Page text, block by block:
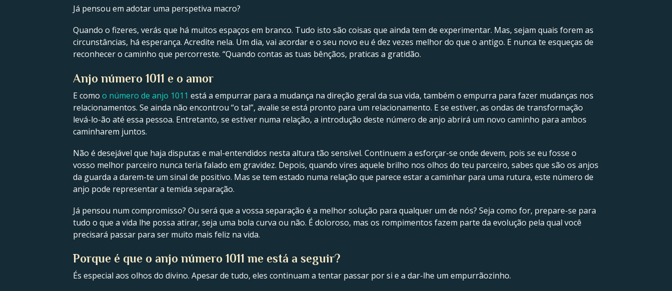
Já pensou em adotar uma perspetiva macro?
Quando o fizeres, verás que há muitos espaços em branco. Tudo isto são coisas que ainda tem de experimentar. Mas, sejam quais forem as
circunstâncias, há esperança. Acredite nela. Um dia, vai acordar e o seu novo eu é dez vezes melhor do que o antigo. E nunca te esqueças de
reconhecer o caminho que percorreste. “Quando contas as tuas bênçãos, praticas a gratidão.
Anjo número 1011 e o amor
E como o número de anjo 1011 está a empurrar para a mudança na direção geral da sua vida, também o empurra para fazer mudanças nos
relacionamentos. Se ainda não encontrou “o tal”, avalie se está pronto para um relacionamento. E se estiver, as ondas de transformação
levá-lo-ão até essa pessoa. Entretanto, se estiver numa relação, a introdução deste número de anjo abrirá um novo caminho para ambos
caminharem juntos.
Não é desejável que haja disputas e mal-entendidos nesta altura tão sensível. Continuem a esforçar-se onde devem, pois se eu fosse o
vosso melhor parceiro nunca teria falado em gravidez. Depois, quando vires aquele brilho nos olhos do teu parceiro, sabes que são os anjos
da guarda a darem-te um sinal de positivo. Mas se tem estado numa relação que parece estar a caminhar para uma rutura, este número de
anjo pode representar a temida separação.
Já pensou num compromisso? Ou será que a vossa separação é a melhor solução para qualquer um de nós? Seja como for, prepare-se para
tudo o que a vida lhe possa atirar, seja uma bola curva ou não. É doloroso, mas os rompimentos fazem parte da evolução pela qual você
precisará passar para ser muito mais feliz na vida.
Porque é que o anjo número 1011 me está a seguir?
És especial aos olhos do divino. Apesar de tudo, eles continuam a tentar passar por si e a dar-lhe um empurrãozinho.